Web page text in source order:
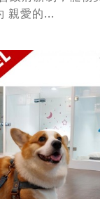
親愛的...